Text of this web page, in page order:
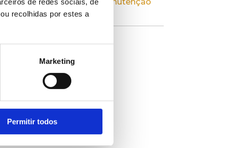
recolhidas por estes a
Marketing
Permitir todos
Industrial